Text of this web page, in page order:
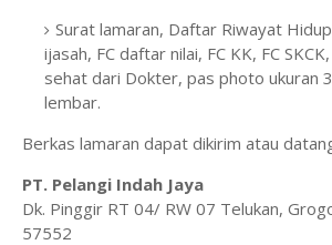
Surat lamaran, Daftar Riwayat
ijasah, FC daftar nilai, FC KK, FC
sehat dari Dokter, pas photo ukuran
lembar.
Berkas lamaran dapat dikirim atau
PT. Pelangi Indah Jaya
Dk. Pinggir RT 04/ RW 07 Telukan,
57552